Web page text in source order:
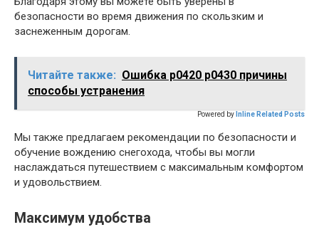
безопасности во время движения по скользким и
заснеженным дорогам.
Читайте также: Ошибка p0420 p0430 причины
способы устранения
Powered by Inline Related Posts
Мы также предлагаем рекомендации по безопасности и
обучение вождению снегохода, чтобы вы могли
наслаждаться путешествием с максимальным комфортом
и удовольствием.
Максимум удобства